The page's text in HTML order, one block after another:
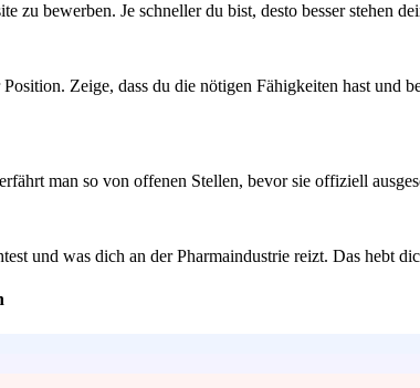
bewerben. Je schneller du bist, desto besser stehen
Zeige, dass du die nötigen Fähigkeiten hast und
man so von offenen Stellen, bevor sie offiziell
und was dich an der Pharmaindustrie reizt. Das hebt